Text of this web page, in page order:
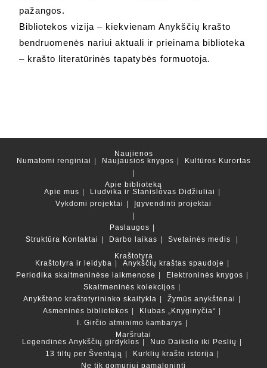
pažangos.
Bibliotekos vizija – kiekvienam Anykščių krašto
bendruomenės nariui aktuali ir prieinama biblioteka
– krašto literatūrinės tapatybės formuotoja.
Naujienos
Numatomi renginiai
Naujausios knygos Kultūros Kurortas
Apie biblioteką
Apie mus
Liudvika ir Stanislovas Didžiuliai
Vykdomi projektai
Įgyvendinti projektai
Paslaugos
Struktūra Kontaktai Darbo laikas
Svetainės medis
Kraštotyra
Kraštotyra ir leidyba
Anykščių kraštas spaudoje
Periodika skaitmeninėse laikmenose
Elektroninės knygos
Skaitmeninės kolekcijos
Anykštėno kraštotyrininko skaitykla
Žymūs anykštėnai
Asmeninės bibliotekos
Klubas „Knyginyčia“
I. Girčio atminimo kambarys
Maršrutai
Legendinės Anykščių girdyklos
Nuo Daikslio iki Peslių
13 tiltų per Šventąją
Kurklių krašto istorija
Ne tik gomuriui pamaloninti